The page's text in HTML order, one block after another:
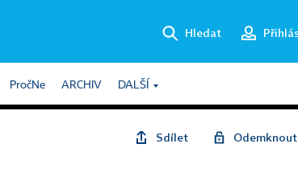
Hledat
PročNe ARCHIV DALŠÍ
Sdílet